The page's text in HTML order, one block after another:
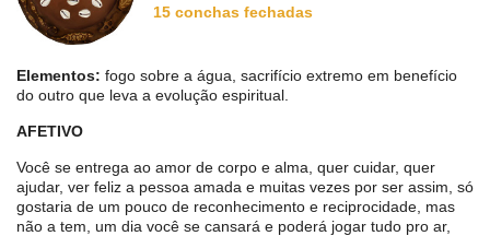
15 conchas fechadas
Elementos: fogo sobre a água, sacrifício extremo em benefício
do outro que leva a evolução espiritual.
AFETIVO
Você se entrega ao amor de corpo e alma, quer cuidar, quer
ajudar, ver feliz a pessoa amada e muitas vezes por ser assim, só
gostaria de um pouco de reconhecimento e reciprocidade, mas
não a tem, um dia você se cansará e poderá jogar tudo pro ar,